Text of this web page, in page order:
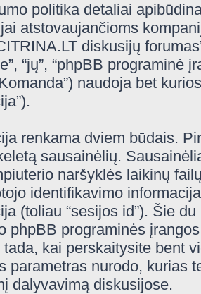
politika detaliai
atstovaujančioms
diskusijų
“jų”, “phpBB programinė
naudoja bet
renkama dviem būdais.
sausainėlių.
naršyklės laikinų
identifikavimo
(toliau “sesijos id”). Šie
phpBB programinės
kai perskaitysite bent
parametras nurodo, kurias
dalyvavimą diskusijose.